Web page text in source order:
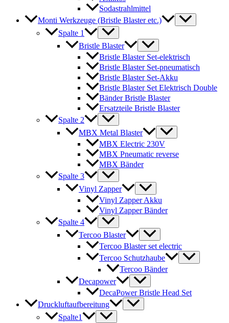
Sodastrahlmittel
Monti Werkzeuge (Bristle Blaster etc.)
Spalte 1
Bristle Blaster
Bristle Blaster Set-elektrisch
Bristle Blaster Set-pneumatisch
Bristle Blaster Set-Akku
Bristle Blaster Set Elektrisch Double
Bänder Bristle Blaster
Ersatzteile Bristle Blaster
Spalte 2
MBX Metal Blaster
MBX Electric 230V
MBX Pneumatic reverse
MBX Bänder
Spalte 3
Vinyl Zapper
Vinyl Zapper Akku
Vinyl Zapper Bänder
Spalte 4
Tercoo Blaster
Tercoo Blaster set electric
Tercoo Schutzhaube
Tercoo Bänder
Decapower
DecaPower Bristle Head Set
Druckluftaufbereitung
Spalte1